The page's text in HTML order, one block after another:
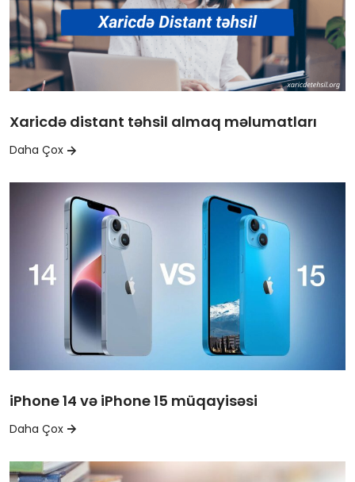
Xaricdə distant təhsil almaq məlumatları
Daha Çox
iPhone 14 və iPhone 15 müqayisəsi
Daha Çox